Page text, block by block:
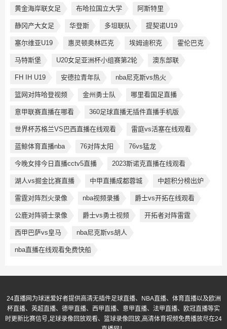
黄金海岸联女足 布哈拉国立大学 阿斯特里
静冈产大女足 华登斯 多坦联队 提契诺U19
塞尔维亚U19 惠灵顿奥林匹克 埃姆迪积克 霍伦巴克
马特斯堡 U20女足亚洲杯小组赛第2轮 澳东部联
FH IH U19 安德拉青年队 nba尼克斯vs热火
篮网对阵哈登视频 金州勇士队 哪里看国足直播
意甲联赛直播在哪看 360足球直播无插件直播手机版
世界杯苏格兰VS巴西直播在线观看 雷庭vs活塞在线观看
蓝鲸体育直播nba 76对阵太阳 76vs猛龙
今晚女排今日直播cctv5直播 2023斯诺克直播在线观看
湖人vs掘金比赛直播 中甲直播成都蓉城 中超积分榜出炉
雷霆对阵烈火录像 nba视频录播 爵士vs开拓在线观看
公鹿对阵骑士录像 爵士vs勇士视频 开拓者对阵雷霆
西甲巴萨vs皇马 nba尼克斯vs胡人
nba直播在线观看免费快船
24直播网为球迷爱好者提供高清无插件足球直播、NBA直播、体育直播以及欧洲
杯直播、英超直播、德甲直播、西甲直播、意甲直播、法甲直播、欧冠直播等实
时更新比赛信号,足球录像回放观看、篮球录像回放,高清体育视频免费播放尽在24